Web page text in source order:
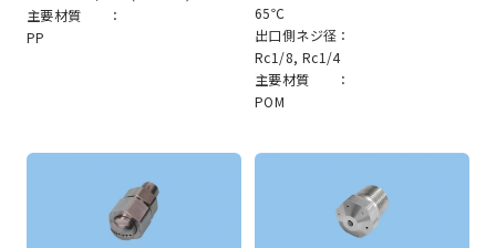
主要材質 ：
PP
65℃
出口側ネジ径：
Rc1/8, Rc1/4
主要材質 ：
POM